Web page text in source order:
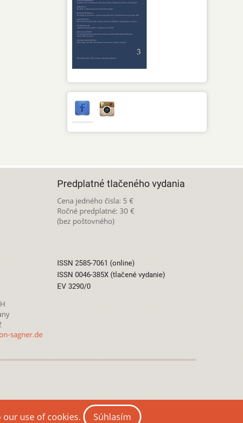
sagner.de
Predplatné tlačeného vydania
Cena jedného čísla: 5 €
Ročné predplatné: 30 €
(bez poštovného)
ISSN 2585-7061 (online)
ISSN 0046-385X (tlačené vydanie)
EV 3290/0
4.0 International License
use of cookies. Súhlasím